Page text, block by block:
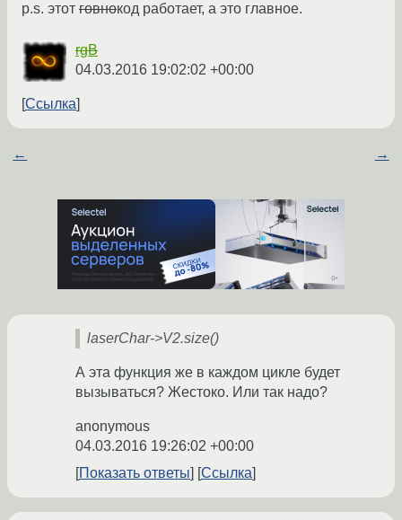
p.s. этот говнокод работает, а это главное.
rgB
04.03.2016 19:02:02 +00:00
Ссылка
← →
laserChar->V2.size()
А эта функция же в каждом цикле будет
вызываться? Жестоко. Или так надо?
anonymous
04.03.2016 19:26:02 +00:00
Показать ответы
Ссылка